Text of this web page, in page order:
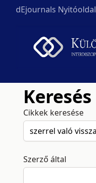
dEjournals Nyitóoldal
Keresés
Cikkek keresése
Szerző által